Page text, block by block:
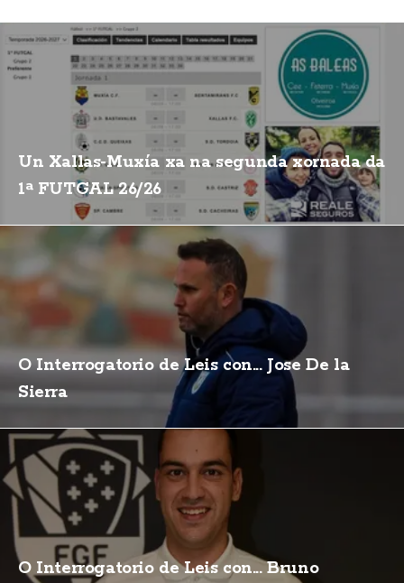
Un Xallas-Muxía xa na segunda xornada da
1ª FUTGAL 26/26
O Interrogatorio de Leis con... Jose De la
Sierra
O Interrogatorio de Leis con... Bruno